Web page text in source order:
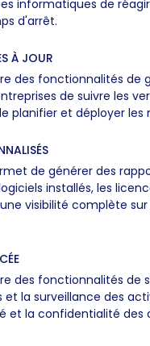
informatiques de
d'arrêt.
À JOUR
des fonctionnalités de
de suivre les
planifier et déployer les
de générer des
installés, les
visibilité complète
des fonctionnalités de
et la surveillance des
et la confidentialité des